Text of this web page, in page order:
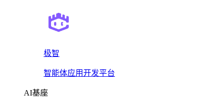
极智
智能体应用开发平台
AI基座